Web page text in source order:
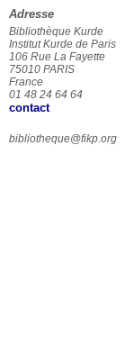
Adresse
Bibliothèque Kurde
Institut Kurde de Paris
106 Rue La Fayette
75010 PARIS
France
01 48 24 64 64
contact
bibliotheque@fikp.org